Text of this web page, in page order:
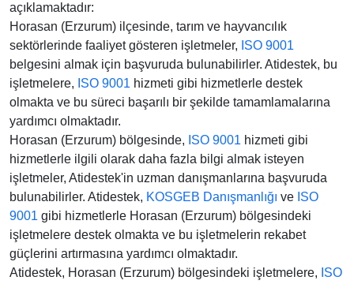
açıklamaktadır:
Horasan (Erzurum) ilçesinde, tarım ve hayvancılık
sektörlerinde faaliyet gösteren işletmeler, ISO 9001
belgesini almak için başvuruda bulunabilirler. Atidestek, bu
işletmelere, ISO 9001 hizmeti gibi hizmetlerle destek
olmakta ve bu süreci başarılı bir şekilde tamamlamalarına
yardımcı olmaktadır.
Horasan (Erzurum) bölgesinde, ISO 9001 hizmeti gibi
hizmetlerle ilgili olarak daha fazla bilgi almak isteyen
işletmeler, Atidestek'in uzman danışmanlarına başvuruda
bulunabilirler. Atidestek, KOSGEB Danışmanlığı ve ISO
9001 gibi hizmetlerle Horasan (Erzurum) bölgesindeki
işletmelere destek olmakta ve bu işletmelerin rekabet
güçlerini artırmasına yardımcı olmaktadır.
Atidestek, Horasan (Erzurum) bölgesindeki işletmelere, ISO